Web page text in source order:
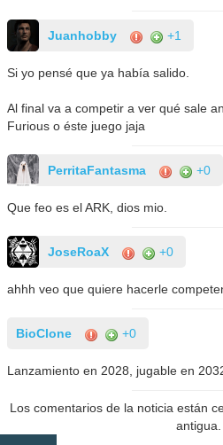
Juanhobby +1
Si yo pensé que ya había salido.
Al final va a competir a ver qué sale
Furious o éste juego jaja
PerritaFantasma +0
Que feo es el ARK, dios mio.
JoseRoaX +0
ahhh veo que quiere hacerle
BioClone +0
Lanzamiento en 2028, jugable en
Los comentarios de la noticia están
antigua.